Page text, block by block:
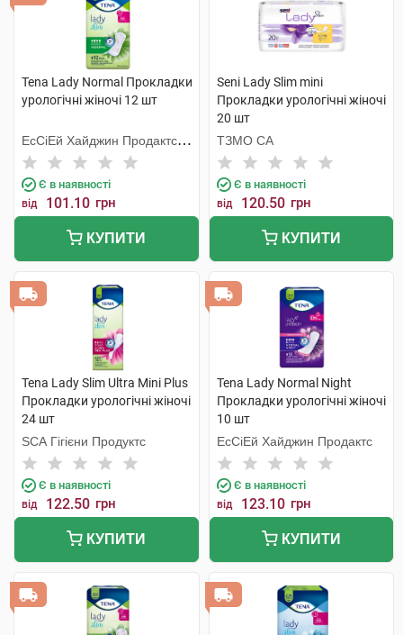
Tena Lady Normal Прокладки
урологічні жіночі 12 шт
ЕсСіЕй Хайджин Продактс
Хугезанд
Є в наявності
від 101.10 грн
КУПИТИ
Seni Lady Slim mini
Прокладки урологічні жіночі
20 шт
ТЗМО СА
Є в наявності
від 120.50 грн
КУПИТИ
Tena Lady Slim Ultra Mini Plus
Прокладки урологічні жіночі
24 шт
SCA Гігієни Продуктс
Є в наявності
від 122.50 грн
КУПИТИ
Tena Lady Normal Night
Прокладки урологічні жіночі
10 шт
ЕсСіЕй Хайджин Продактс
Є в наявності
від 123.10 грн
КУПИТИ